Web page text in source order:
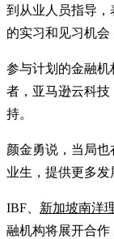
到从业人员指导
的实习和见习机会
参与计划的金融
者，亚马逊云科技
持。
颜金勇说，当局
业生，提供更多发
IBF、 新加坡南洋
融机构将展开合